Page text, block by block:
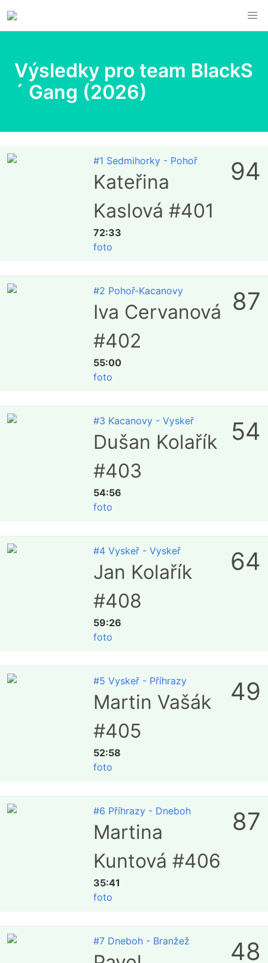
Výsledky pro team BlackS
´ Gang (2026)
#1 Sedmihorky - Pohoř
Kateřina
Kaslová #401
72:33
foto
94
#2 Pohoř-Kacanovy
Iva Cervanová
#402
55:00
foto
87
#3 Kacanovy - Vyskeř
Dušan Kolařík
#403
54:56
foto
54
#4 Vyskeř - Vyskeř
Jan Kolařík
#408
59:26
foto
64
#5 Vyskeř - Příhrazy
Martin Vašák
#405
52:58
foto
49
#6 Příhrazy - Dneboh
Martina
Kuntová #406
35:41
foto
87
#7 Dneboh - Branžež 48